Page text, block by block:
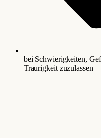
bei Schwierigkeiten,
Traurigkeit zuzulassen